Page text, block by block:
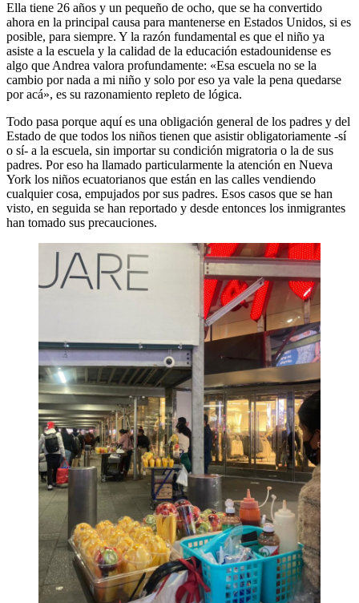
Ella tiene 26 años y un pequeño de ocho, que se ha convertido
ahora en la principal causa para mantenerse en Estados Unidos, si es
posible, para siempre. Y la razón fundamental es que el niño ya
asiste a la escuela y la calidad de la educación estadounidense es
algo que Andrea valora profundamente: «Esa escuela no se la
cambio por nada a mi niño y solo por eso ya vale la pena quedarse
por acá», es su razonamiento repleto de lógica.
Todo pasa porque aquí es una obligación general de los padres y del
Estado de que todos los niños tienen que asistir obligatoriamente -sí
o sí- a la escuela, sin importar su condición migratoria o la de sus
padres. Por eso ha llamado particularmente la atención en Nueva
York los niños ecuatorianos que están en las calles vendiendo
cualquier cosa, empujados por sus padres. Esos casos que se han
visto, en seguida se han reportado y desde entonces los inmigrantes
han tomado sus precauciones.